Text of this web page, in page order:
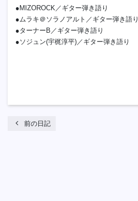
●MIZOROCK／ギター弾き語り
●ムラキ＠ソラノアルト／ギター弾き語り
●ターナーB／ギター弾き語り
●ソジュン(宇梶淳平)／ギター弾き語り
chevron_left 前の日記